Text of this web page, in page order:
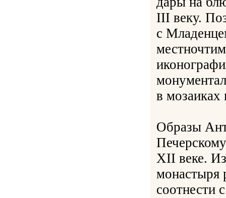
III веку.
с
в мозаиках
Образы
XII веке.
монастыря
соотнести